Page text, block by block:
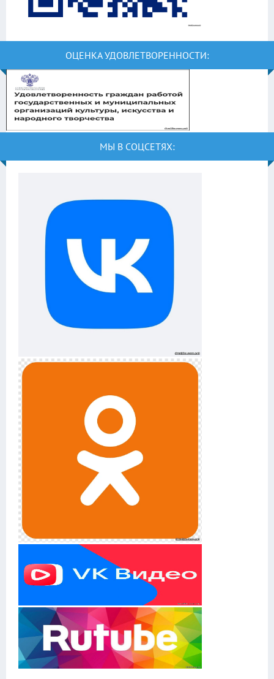
ОЦЕНКА УДОВЛЕТВОРЕННОСТИ:
МЫ В СОЦСЕТЯХ: